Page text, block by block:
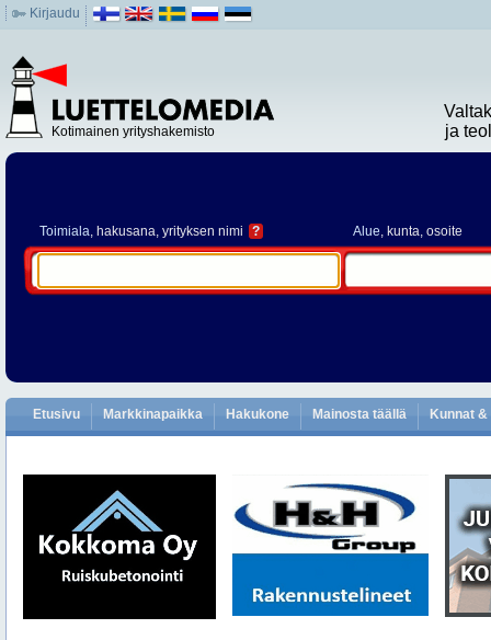
Kirjaudu
Kotimainen yrityshakemisto
ja
Toimiala, hakusana, yrityksen nimi ? Alue, kunta, osoite
Etusivu Markkinapaikka Hakukone Mainosta täällä Kunnat